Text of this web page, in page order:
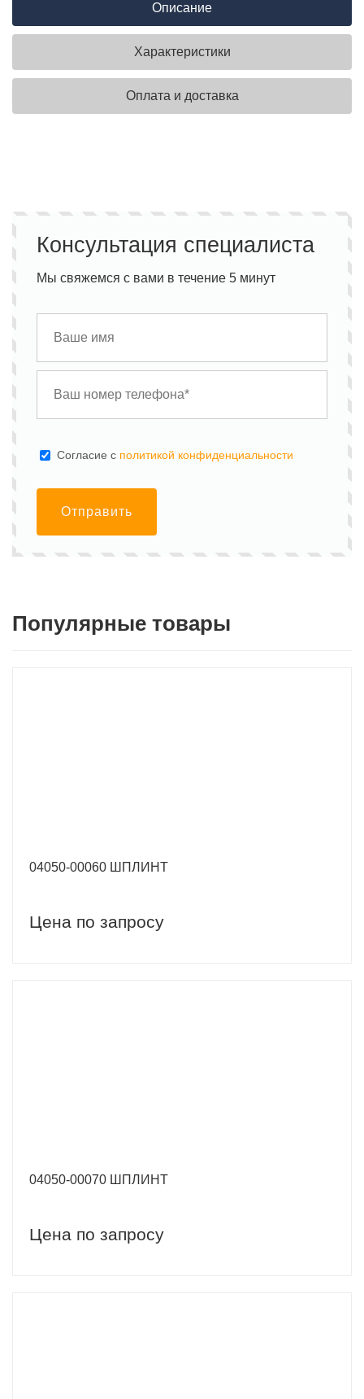
Описание
Характеристики
Оплата и доставка
Консультация специалиста
Мы свяжемся с вами в течение 5 минут
Cогласие с политикой конфиденциальности
Отправить
Популярные товары
04050-00060 ШПЛИНТ
Цена по запросу
04050-00070 ШПЛИНТ
Цена по запросу